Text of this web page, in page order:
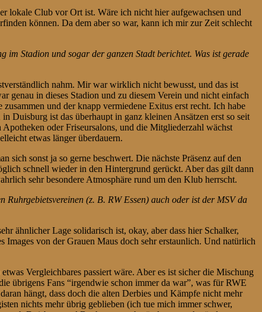
lokale Club vor Ort ist. Wäre ich nicht hier aufgewachsen und
können. Da dem aber so war, kann ich mir zur Zeit schlecht
Stadion und sogar der ganzen Stadt berichtet. Was ist gerade
nahm. Mir war wirklich nicht bewusst, und das ist
genau in dieses Stadion und zu diesem Verein und nicht einfach
und der knapp vermiedene Exitus erst recht. Ich habe
Duisburg ist das überhaupt in ganz kleinen Ansätzen erst so seit
oder Friseursalons, und die Mitgliederzahl wächst
etwas länger überdauern.
sich sonst ja so gerne beschwert. Die nächste Präsenz auf den
schnell wieder in den Hintergrund gerückt. Aber das gilt dann
sehr besondere Atmosphäre rund um den Klub herrscht.
(z. B. RW Essen) auch oder ist der MSV da
ähnlicher Lage solidarisch ist, okay, aber dass hier Schalker,
von der Grauen Maus doch sehr erstaunlich. Und natürlich
Vergleichbares passiert wäre. Aber es ist sicher die Mischung
übrigens Fans “irgendwie schon immer da war”, was für RWE
hängt, dass doch die alten Derbies und Kämpfe nicht mehr
nichts mehr übrig geblieben (ich tue mich immer schwer,